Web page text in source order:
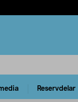
Reservdelar